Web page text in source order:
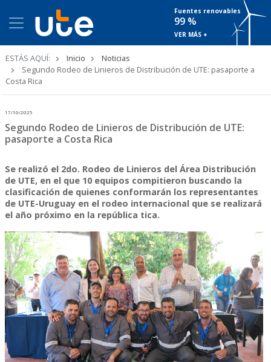
Fuentes renovables
99 %
VER MÁS +
ESTÁS AQUÍ: Inicio
Noticias
Segundo Rodeo de Linieros de Distribución de UTE: pasaporte a
Costa Rica
17/10/2025
Segundo Rodeo de Linieros de Distribución de UTE:
pasaporte a Costa Rica
Se realizó el 2do. Rodeo de Linieros del Área Distribución
de UTE, en el que 10 equipos compitieron buscando la
clasificación de quienes conformarán los representantes
de UTE-Uruguay en el rodeo internacional que se realizará
el año próximo en la república tica.